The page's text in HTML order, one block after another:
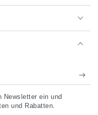
ein und
und Rabatten.